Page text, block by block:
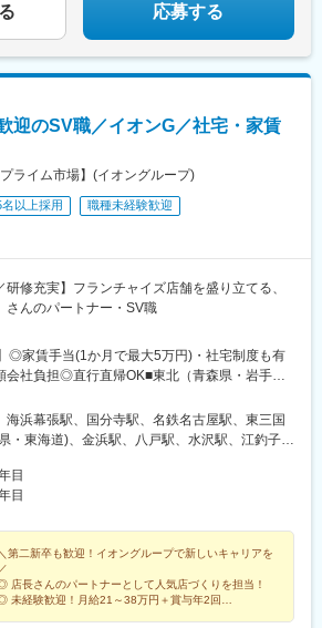
応募する
迎のSV職／イオンG／社宅・家賃
ライム市場】(イオングループ)
名以上採用
職種未経験歓迎
研修充実】フランチャイズ店舗を盛り立てる、
さんのパートナー・SV職
◎家賃手当(1か月で最大5万円)・社宅制度も有
会社負担◎直行直帰OK■東北（青森県・岩手
県）■関東（群馬県・茨城県・栃木県・埼玉県・
神奈川県）■北陸（福井）■東海（静岡県・愛知
県）■関西（大阪府・兵庫県・滋賀県・京都府・
ースの場合は転居を伴う異動・転勤がありま
、希望を踏まえつつ以下のいずれかの教育店舗
オンタワー店（千葉県）・名古屋駅西店（愛知
（兵庫県）・大阪宮原5丁目店（大阪府）※受動
内禁煙／敷地内禁煙※自動車通勤OK（店舗に
地は、当社HPをご覧ください（「会社概要」
海浜幕張駅、国分寺駅、名鉄名古屋駅、東三国
・東海道)、金浜駅、八戸駅、水沢駅、江釣子
城駅、北白川駅、久田野駅、舞木駅、三春
駅(常磐線)、安子ケ島駅、植田駅(福島県)、白
南福島駅、赤塚駅、竜ケ崎駅、安食駅、下総橘
、野木駅、ひたち野うしく駅、研究学園駅、
駅、岩間駅、田島駅、西那須野駅、小山駅、
大学陽東キャンパス駅、藪塚駅、細谷駅(群馬
木崎駅、太田駅(群馬県)、岩宿駅、前橋駅、井
目
目
第二新卒も歓迎！イオングループで新しいキャリアを
／
店長さんのパートナーとして人気店づくりを担当！
未経験歓迎！月給21～38万円＋賞与年2回